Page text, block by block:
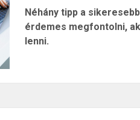
Néhány tipp a
érdemes megfontolni,
lenni.